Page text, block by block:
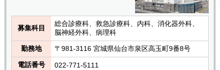
募集科目
総合診療科、救急診療科、内科、消化器外科、
脳神経外科、病理科
勤務地 〒981-3116 宮城県仙台市泉区高玉町9番8号
電話番号 022-771-5111